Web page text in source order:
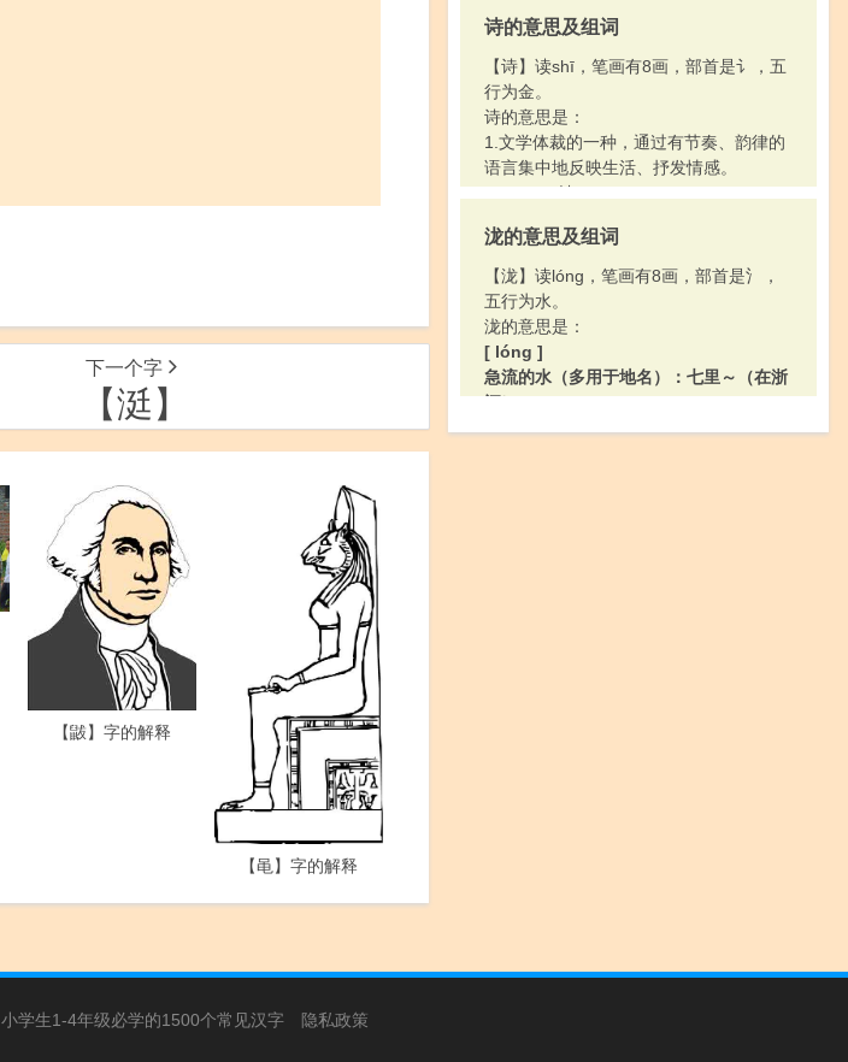
下一个字
【涏】
【鼥】字的解释
【黾】字的解释
〔～荡〕荡涤。
诗的意思及组词
【诗】读shī，笔画有8画，部首是讠，五
行为金。
诗的意思是：
1.文学体裁的一种，通过有节奏、韵律的
语言集中地反映生活、抒发情感。
2.（Shī）姓。
泷的意思及组词
【泷】读lóng，笔画有8画，部首是氵，
五行为水。
泷的意思是：
[ lóng ]
急流的水（多用于地名）：七里～（在浙
江）。
小学生1-4年级必学的1500个常见汉字 隐私政策